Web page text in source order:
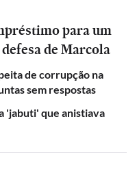
para um
de Marcola
de corrupção na
sem respostas
'jabuti' que anistiava